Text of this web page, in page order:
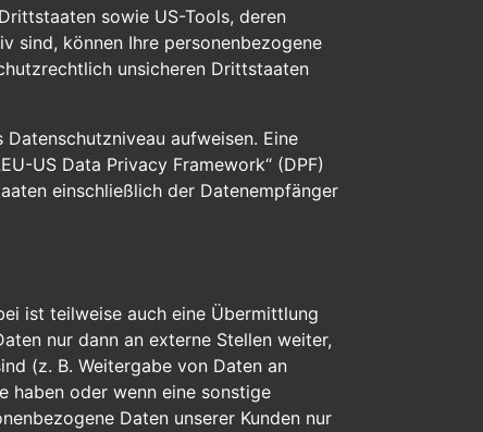
sowie US-Tools, deren
sind, können Ihre personenbezogene
unsicheren Drittstaaten
aufweisen. Eine
US Data Privacy Framework“ (DPF)
einschließlich der Datenempfänger
ist teilweise auch eine Übermittlung
nur dann an externe Stellen weiter,
(z. B. Weitergabe von Daten an
haben oder wenn eine sonstige
Daten unserer Kunden nur